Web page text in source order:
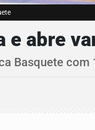
e abre
Basquete com